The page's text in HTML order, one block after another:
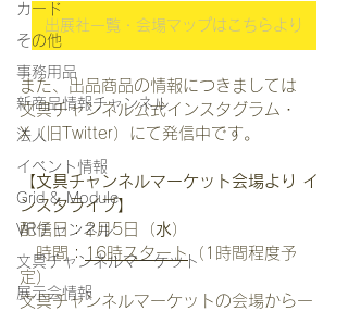
カード
その他
事務用品
新商品情報チャンネル
法人
イベント情報
Grid & Module
VRチャンネル
文具チャンネルマーケット
展示会情報
出展社一覧・会場マップはこちらより
また、出品商品の情報につきましては
文具チャンネル公式インスタグラム・
X（旧Twitter）にて発信中です。
【文具チャンネルマーケット会場より イ
ンスタライブ】
配信日：2月5日（水）
時間： 16時スタート （1時間程度予
定）
文具チャンネルマーケットの会場から一